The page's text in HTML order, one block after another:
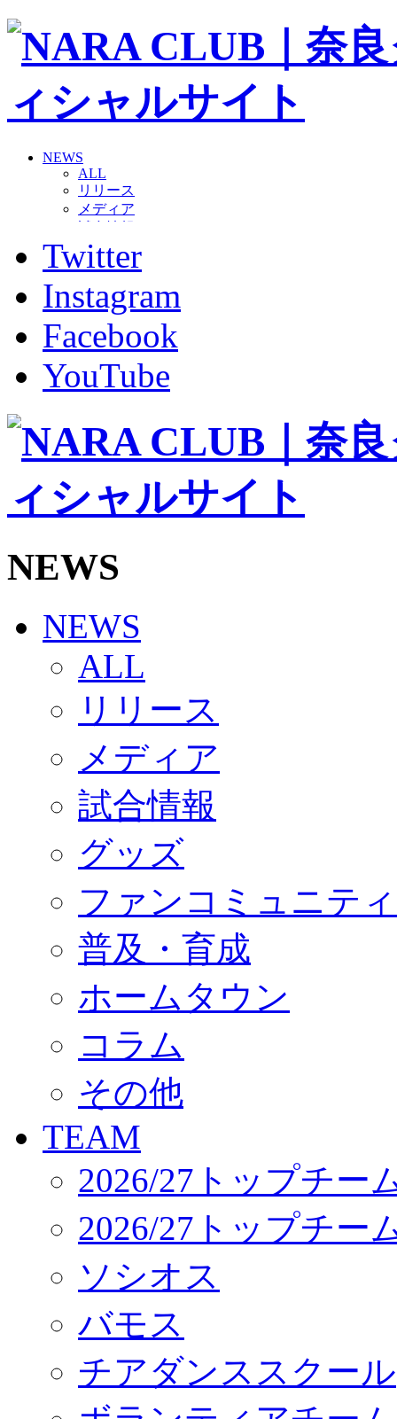
NEWS
ALL
リリース
メディア
グッズ
ファンコミュニティ
ホームタウン
コラム
その他
TEAM
2026/27トップチーム
2026/27トップチームスタッフ
バモス
チアダンススクール
ボランティアチーム「volundeer」
ビクトリーロード
HOMEGAME
観戦ルール＆マナー
Jリーグ運営管理規定
写真・動画使用ガイドライン
SCHEDULE
2026/27
練習見学時のファンサービスについて
TICKET
奈良クラブ明治安田J3リーグ2026/27シーズン試
奈良クラブ明治安田Ｊ3リーグ 2026/27シーズン「
観戦ルール＆マナー
2026/27ファンコミュニティ
サポートショップ
GOODS
オフィシャルストア（実店舗）
オンラインストア
ACADEMY
アカデミーについて
コーチ&スタッフ
ジュニア
ジュニアユース
ユース
練習拠点（ナラディーア）
SCHOOL
CLUB
パートナー募集
クラブ理念
サステナビリティ
Web制作支援
応援プロジェクト
Twitter
Instagram
Facebook
YouTube
NEWS
NEWS
ALL
リリース
メディア
試合情報
グッズ
ファンコミュニティ
普及・育成
ホームタウン
コラム
その他
TEAM
2026/27トップチー
2026/27トップチー
ソシオス
バモス
チアダンススクール